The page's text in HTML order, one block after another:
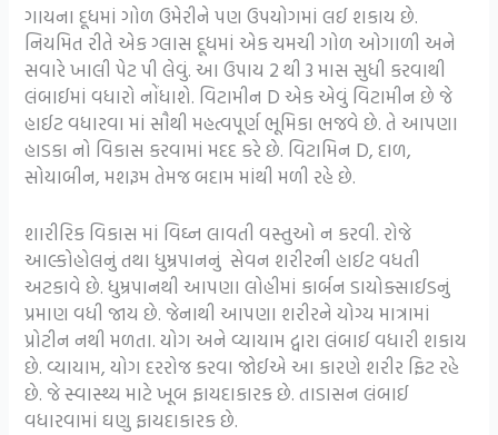
ગાયના દૂધમાં ગોળ ઉમેરીને પણ ઉપયોગમાં લઈ શકાય છે.
નિયમિત રીતે એક ગ્લાસ દૂધમાં એક ચમચી ગોળ ઓગાળી અને
સવારે ખાલી પેટ પી લેવું. આ ઉપાય 2 થી 3 માસ સુધી કરવાથી
લંબાઈમાં વધારો નોંધાશે. વિટામીન D એક એવું વિટામીન છે જે
હાઈટ વધારવા માં સૌથી મહત્વપૂર્ણ ભૂમિકા ભજવે છે. તે આપણા
હાડકા નો વિકાસ કરવામાં મદદ કરે છે. વિટામિન D, દાળ,
સોયાબીન, મશરૂમ તેમજ બદામ માંથી મળી રહે છે.
શારીરિક વિકાસ માં વિઘ્ન લાવતી વસ્તુઓ ન કરવી. રોજે
આલ્કોહોલનું તથા ધુમ્રપાનનું સેવન શરીરની હાઈટ વધતી
અટકાવે છે. ધુમ્રપાનથી આપણા લોહીમાં કાર્બન ડાયોક્સાઈડનું
પ્રમાણ વધી જાય છે. જેનાથી આપણા શરીરને યોગ્ય માત્રામાં
પ્રોટીન નથી મળતા. યોગ અને વ્યાયામ દ્વારા લંબાઈ વધારી શકાય
છે. વ્યાયામ, યોગ દરરોજ કરવા જોઈએ આ કારણે શરીર ફિટ રહે
છે. જે સ્વાસ્થ્ય માટે ખૂબ ફાયદાકારક છે. તાડાસન લંબાઈ
વધારવામાં ઘણુ ફાયદાકારક છે.